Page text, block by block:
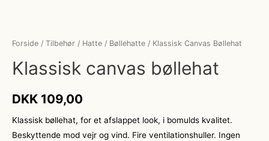
Forside / Tilbehør / Hatte / Bøllehatte / Klassisk Canvas Bøllehat
Klassisk canvas bøllehat
DKK 109,00
Klassisk bøllehat, for et afslappet look, i bomulds kvalitet.
Beskyttende mod vejr og vind. Fire ventilationshuller. Ingen